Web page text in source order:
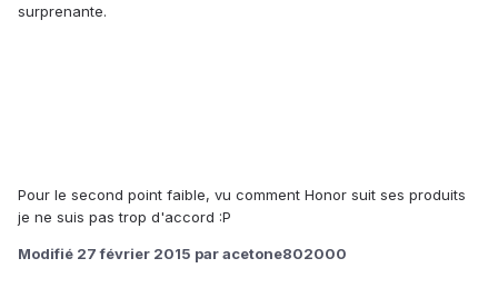
surprenante.
Pour le second point faible, vu comment Honor suit ses produits
je ne suis pas trop d'accord :P
Modifié 27 février 2015 par acetone802000